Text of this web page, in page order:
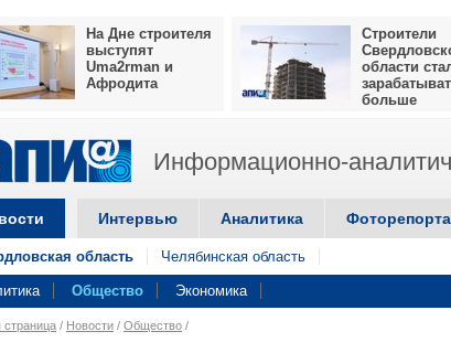
На Дне строителя
выступят
Uma2rman и
Афродита
Строители
области
больше
Информационно-
Интервью Аналитика
область Челябинская область
Общество Экономика
страница / Новости / Общество /